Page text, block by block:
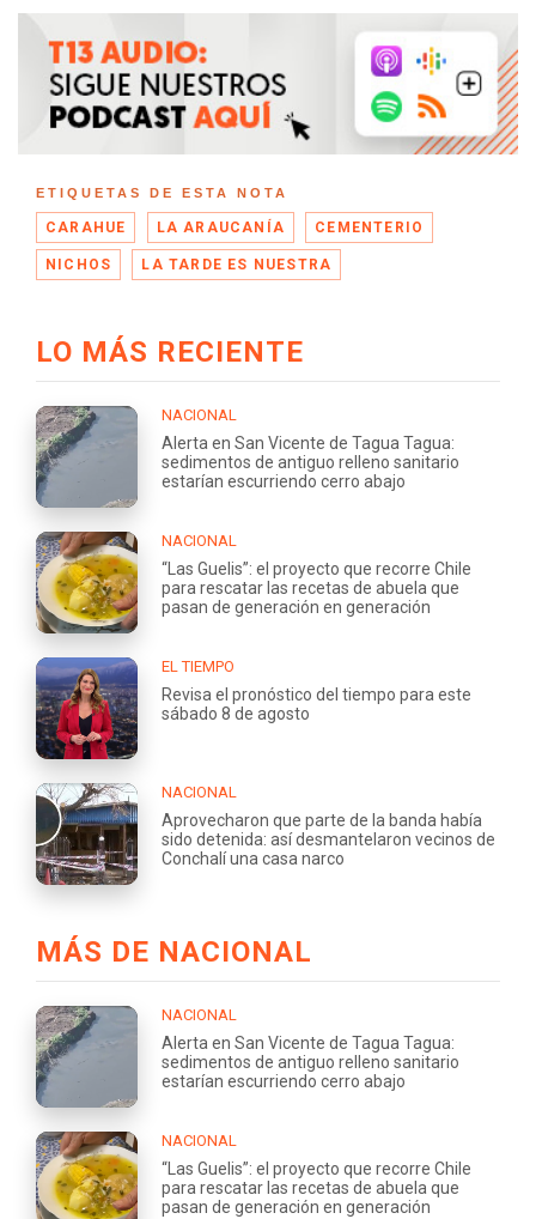
ETIQUETAS DE ESTA NOTA
CARAHUE LA ARAUCANÍA CEMENTERIO
NICHOS LA TARDE ES NUESTRA
LO MÁS RECIENTE
NACIONAL
Alerta en San Vicente de Tagua Tagua:
sedimentos de antiguo relleno sanitario
estarían escurriendo cerro abajo
NACIONAL
“Las Guelis”: el proyecto que recorre Chile
para rescatar las recetas de abuela que
pasan de generación en generación
EL TIEMPO
Revisa el pronóstico del tiempo para este
sábado 8 de agosto
NACIONAL
Aprovecharon que parte de la banda había
sido detenida: así desmantelaron vecinos de
Conchalí una casa narco
MÁS DE NACIONAL
NACIONAL
Alerta en San Vicente de Tagua Tagua:
sedimentos de antiguo relleno sanitario
estarían escurriendo cerro abajo
NACIONAL
“Las Guelis”: el proyecto que recorre Chile
para rescatar las recetas de abuela que
pasan de generación en generación